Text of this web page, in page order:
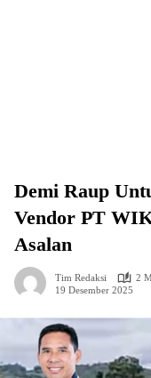
Demi Raup
Vendor PT
Asalan
Tim Redaksi
2
19 Desember 2025